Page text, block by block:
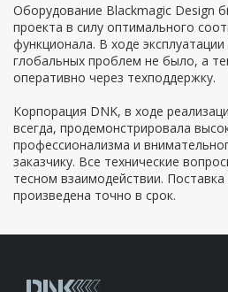
Оборудование Blackmagic Design
проекта в силу оптимального
функционала. В ходе
глобальных проблем не было, а
оперативно через техподдержку.
Корпорация DNK, в ходе
всегда, продемонстрировала
профессионализма и
заказчику. Все технические
тесном взаимодействии.
произведена точно в срок.